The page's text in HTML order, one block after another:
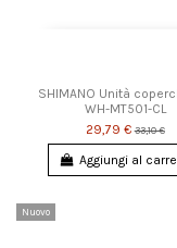
SHIMANO Unità
WH-MT501-CL
29,79 € 33,10 €
Aggiungi al
Nuovo